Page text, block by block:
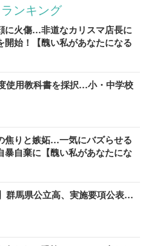
ンキング
に火傷…非道なカリスマ店長に
開始！【醜い私があなたになる
使用教科書を採択…小・中学校
焦りと嫉妬…一気にバズらせる
暴自棄に【醜い私があなたにな
群馬県公立高、実施要項公表…